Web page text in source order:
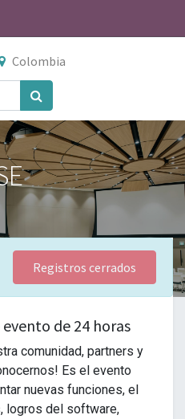
Colombia
Registros cerrados
de 24 horas
comunidad, partners y
Es el evento
nuevas funciones, el
logros del software,